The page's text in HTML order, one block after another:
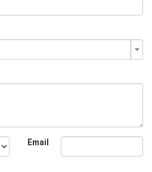
Email